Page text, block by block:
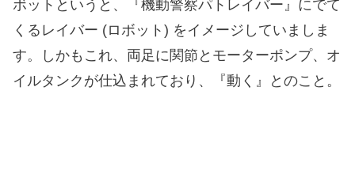
ボットというと、『機動警察パトレイバー』にでて
くるレイバー (ロボット) をイメージしていましま
す。しかもこれ、両足に関節とモーターポンプ、オ
イルタンクが仕込まれており、『動く』とのこと。